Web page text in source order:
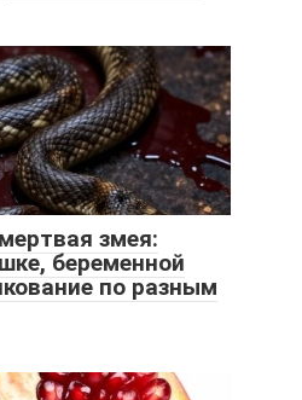
змея:
беременной
по разным